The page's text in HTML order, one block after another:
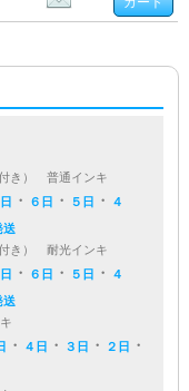
き） 普通インキ
・ ６日 ・ ５日 ・ ４
送
き） 耐光インキ
・ ６日 ・ ５日 ・ ４
送
・ ４日 ・ ３日 ・ ２日 ・